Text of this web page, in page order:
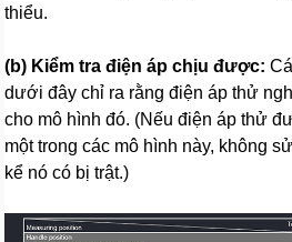
thiểu.
(b) Kiểm tra điện áp chịu được:
dưới đây chỉ ra rằng điện áp thử
cho mô hình đó. (Nếu điện áp thử
một trong các mô hình này, không
kể nó có bị trật.)